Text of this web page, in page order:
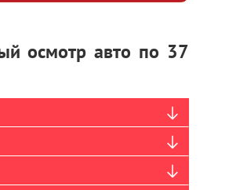
осмотр авто по 37